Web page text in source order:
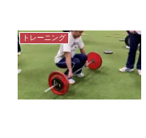
トレーニング